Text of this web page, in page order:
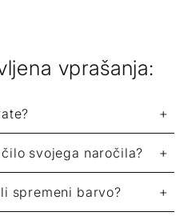
vprašanja:
svojega naročila?
spremeni barvo?